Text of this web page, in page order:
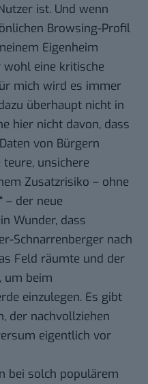
ist. Und wenn
Browsing-Profil
Eigenheim
eine kritische
mich wird es immer
überhaupt nicht in
hier nicht davon, dass
von Bürgern
unsichere
Zusatzrisiko – ohne
– der neue
Wunder, dass
Schnarrenberger nach
Feld räumte und der
um beim
einzulegen. Es gibt
der nachvollziehen
eigentlich vor
bei solch populärem